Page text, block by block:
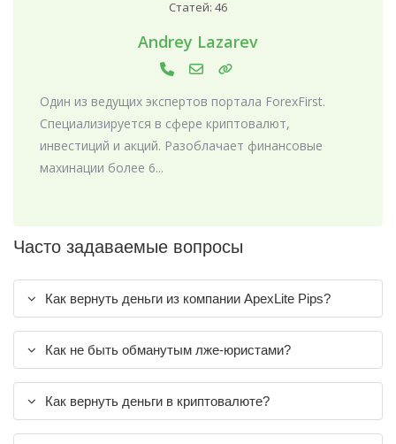
Статей: 46
Andrey Lazarev
Один из ведущих экспертов портала ForexFirst.
Специализируется в сфере криптовалют,
инвестиций и акций. Разоблачает финансовые
махинации более 6...
Часто задаваемые вопросы
Как вернуть деньги из компании ApexLite Pips?
Как не быть обманутым лже-юристами?
Как вернуть деньги в криптовалюте?